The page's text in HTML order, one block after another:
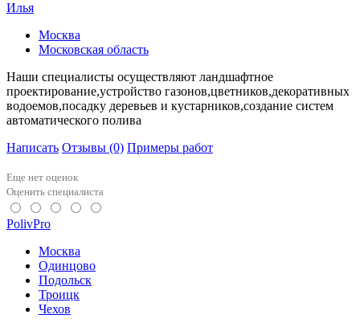
Илья
Москва
Московская область
Наши специалисты осуществляют ландшафтное
проектирование,устройство газонов,цветников,декоративных
водоемов,посадку деревьев и кустарников,создание систем
автоматического полива
Написать Отзывы (0) Примеры работ
Еще нет оценок
Оценить специалиста
PolivPro
Москва
Одинцово
Подольск
Троицк
Чехов